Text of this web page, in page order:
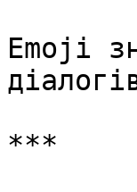
Emoji
***